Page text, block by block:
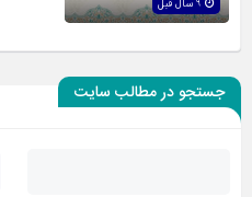
جستجو در مطالب سایت